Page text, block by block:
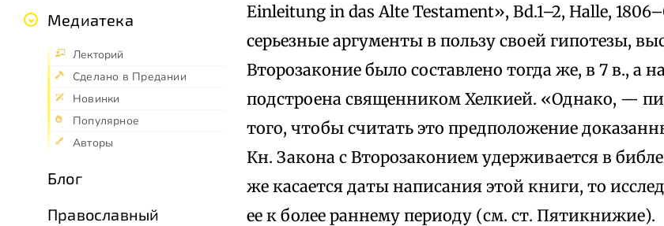
Медиатека
Лекторий
Сделано в Предании
Новинки
Популярное
Авторы
Блог
Православный
Einleitung in das Alte Testament», Bd.1–2, Halle,
серьезные аргументы в пользу своей гипотезы,
Второзаконие было составлено тогда же, в 7 в., а
подстроена священником Хелкией. «Однако, —
того, чтобы считать это предположение
Кн. Закона с Второзаконием удерживается в
же касается даты написания этой книги, то
ее к более раннему периоду (см. ст. Пятикнижие).